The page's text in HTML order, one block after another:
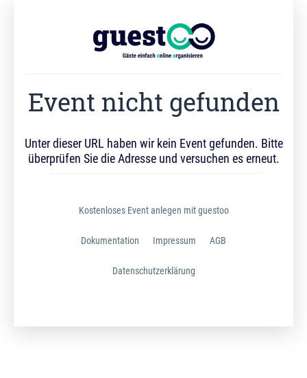
Event nicht gefunden
Unter dieser URL haben wir kein Event gefunden. Bitte
überprüfen Sie die Adresse und versuchen es erneut.
Kostenloses Event anlegen mit guestoo
Dokumentation Impressum AGB
Datenschutzerklärung